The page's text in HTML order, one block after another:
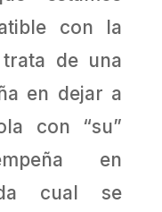
con la
de una
en dejar a
con “su”
en
cual se